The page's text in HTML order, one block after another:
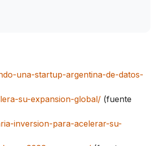
una-startup-argentina-de-datos-
su-expansion-global/ (fuente
inversion-para-acelerar-su-